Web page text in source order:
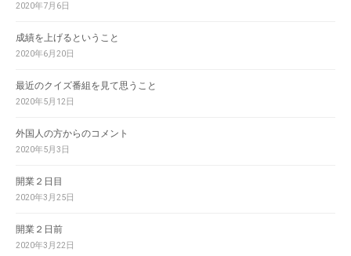
2020年7月6日
成績を上げるということ
2020年6月20日
最近のクイズ番組を見て思うこと
2020年5月12日
外国人の方からのコメント
2020年5月3日
開業２日目
2020年3月25日
開業２日前
2020年3月22日